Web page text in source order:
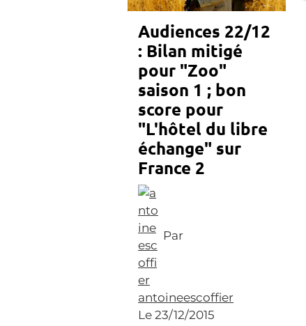
Audiences 22/12
: Bilan mitigé
pour "Zoo"
saison 1 ; bon
score pour
"L'hôtel du libre
échange" sur
France 2
Par
antoineescoffier
Le 23/12/2015